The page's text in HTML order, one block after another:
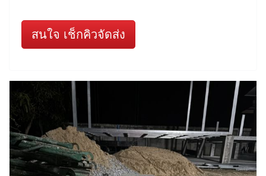
สนใจ เช็กคิวจัดส่ง